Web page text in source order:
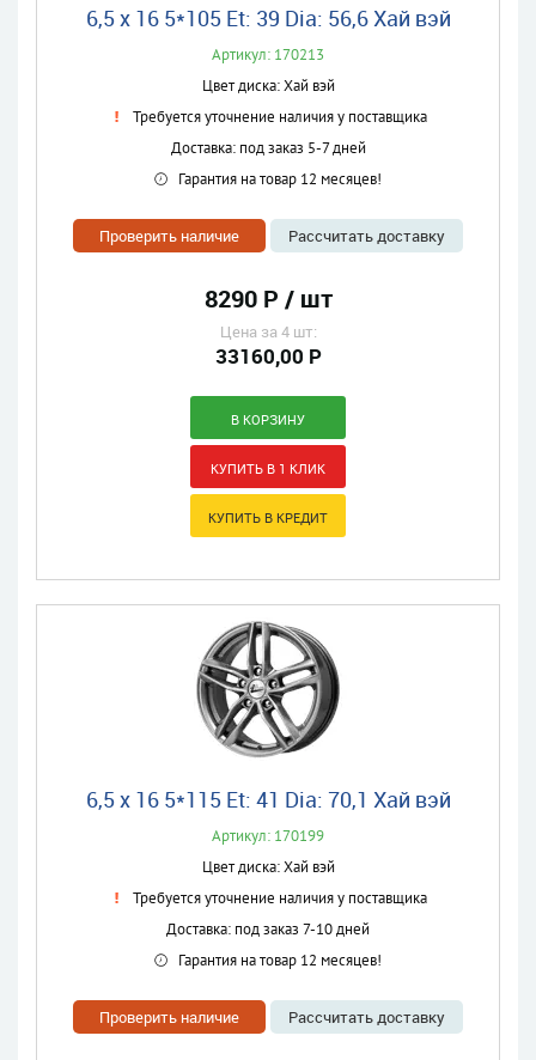
6,5 x 16 5*105 Et: 39 Dia: 56,6 Хай вэй
Артикул: 170213
Цвет диска: Хай вэй
Требуется уточнение наличия у поставщика
Доставка: под заказ 5-7 дней
Гарантия на товар 12 месяцев!
Проверить наличие Рассчитать доставку
8290 Р / шт
Цена за 4 шт:
33160,00 Р
6,5 x 16 5*115 Et: 41 Dia: 70,1 Хай вэй
Артикул: 170199
Цвет диска: Хай вэй
Требуется уточнение наличия у поставщика
Доставка: под заказ 7-10 дней
Гарантия на товар 12 месяцев!
Проверить наличие Рассчитать доставку